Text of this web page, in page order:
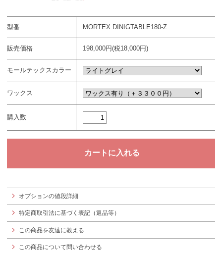
型番 MORTEX DINIGTABLE180-Z
販売価格 198,000円(税18,000円)
モールテックスカラー
ワックス
購入数
オプションの値段詳細
特定商取引法に基づく表記（返品等）
この商品を友達に教える
この商品について問い合わせる